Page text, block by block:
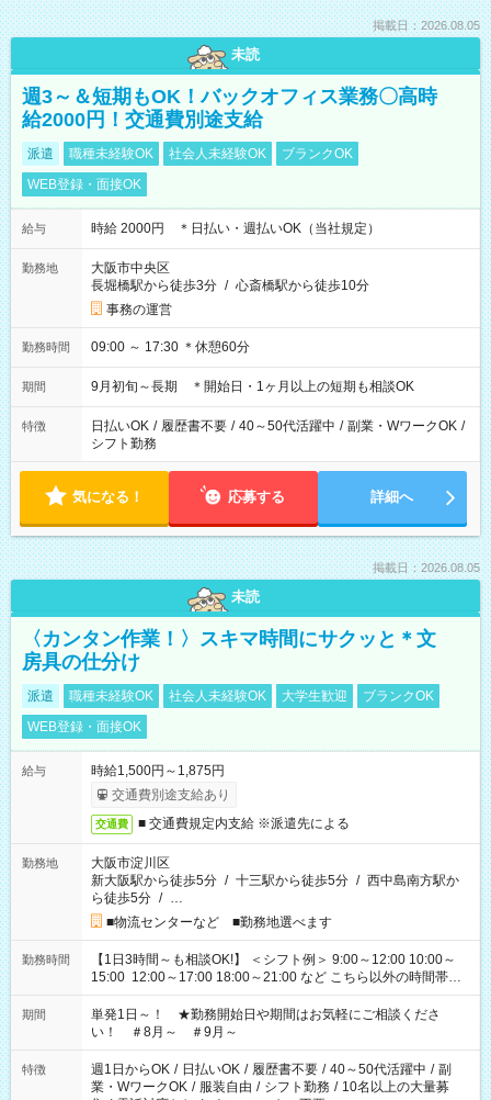
掲載日：2026.08.05
未読
週3～＆短期もOK！バックオフィス業務〇高時
給2000円！交通費別途支給
派遣 職種未経験OK 社会人未経験OK
ブランクOK
WEB登録・面接OK
給与 時給 2000円 ＊日払い・週払いOK（当社規定）
勤務地
大阪市中央区
長堀橋駅から徒歩3分 / 心斎橋駅から徒歩10分
事務の運営
勤務時間 09:00 ～ 17:30 ＊休憩60分
期間 9月初旬～長期 ＊開始日・1ヶ月以上の短期も相談OK
特徴 日払いOK / 履歴書不要 / 40～50代活躍中 / 副業・WワークOK /
シフト勤務
気になる！ 応募する 詳細へ
掲載日：2026.08.05
未読
〈カンタン作業！〉スキマ時間にサクッと＊文
房具の仕分け
派遣 職種未経験OK 社会人未経験OK 大学生歓迎
ブランクOK
WEB登録・面接OK
給与
時給1,500円～1,875円
交通費別途支給あり
交通費 ■ 交通費規定内支給 ※派遣先による
勤務地
大阪市淀川区
新大阪駅から徒歩5分 / 十三駅から徒歩5分 / 西中島南方駅か
ら徒歩5分 / …
■物流センターなど ■勤務地選べます
勤務時間
【1日3時間～も相談OK!】 ＜シフト例＞ 9:00～12:00 10:00～
15:00 12:00～17:00 18:00～21:00 など こちら以外の時間帯も
お気軽にご相談ください！
期間
単発1日～！ ★勤務開始日や期間はお気軽にご相談くださ
い！ ＃8月～ ＃9月～
特徴 週1日からOK / 日払いOK / 履歴書不要 / 40～50代活躍中 / 副
業・WワークOK / 服装自由 / シフト勤務 / 10名以上の大量募